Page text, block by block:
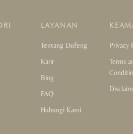
LAYANAN
Tentang Dufeng
Karir
Blog
FAQ
Hubungi Kami
Privacy
Terms